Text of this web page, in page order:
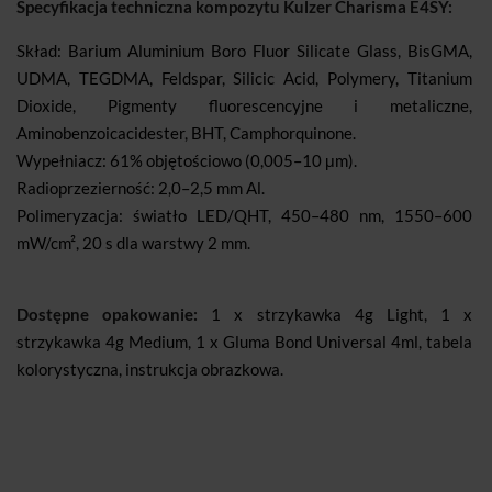
Specyfikacja techniczna kompozytu Kulzer Charisma E4SY:
Skład: Barium Aluminium Boro Fluor Silicate Glass, BisGMA,
UDMA, TEGDMA, Feldspar, Silicic Acid, Polymery, Titanium
Dioxide, Pigmenty fluorescencyjne i metaliczne,
Aminobenzoicacidester, BHT, Camphorquinone.
Wypełniacz: 61% objętościowo (0,005–10 μm).
Radioprzezierność: 2,0–2,5 mm Al.
Polimeryzacja: światło LED/QHT, 450–480 nm, 1550–600
mW/cm², 20 s dla warstwy 2 mm.
Dostępne opakowanie: 1 x strzykawka 4g Light, 1 x
strzykawka 4g Medium, 1 x Gluma Bond Universal 4ml, tabela
kolorystyczna, instrukcja obrazkowa.